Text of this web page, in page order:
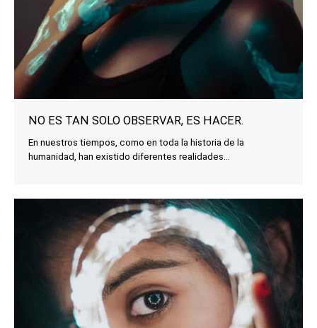
NO ES TAN SOLO OBSERVAR, ES HACER.
En nuestros tiempos, como en toda la historia de la
humanidad, han existido diferentes realidades...